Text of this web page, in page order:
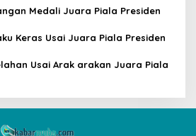
Medali Juara Piala Presiden
Keras Usai Juara Piala Presiden
Usai Arak arakan Juara Piala